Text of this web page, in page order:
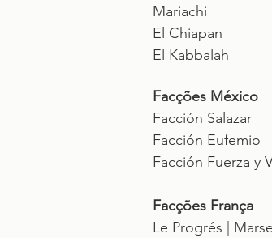
Mariachi
El Chiapan
El Kabbalah
Facções México
Facción Salazar
Facción Eufemio
Facción Fuerza y
Facções França
Le Progrés |